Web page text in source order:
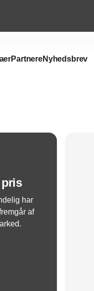
PartnereNyhedsbrev
har
af